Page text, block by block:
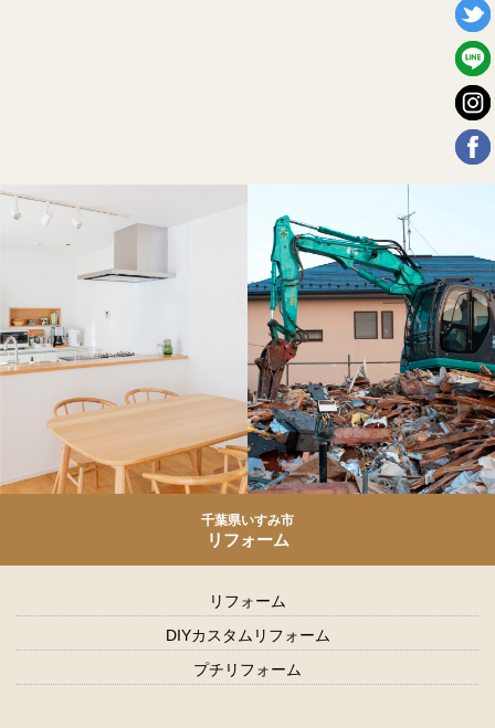
千葉県いすみ市
リフォーム
リフォーム
DIYカスタムリフォーム
プチリフォーム